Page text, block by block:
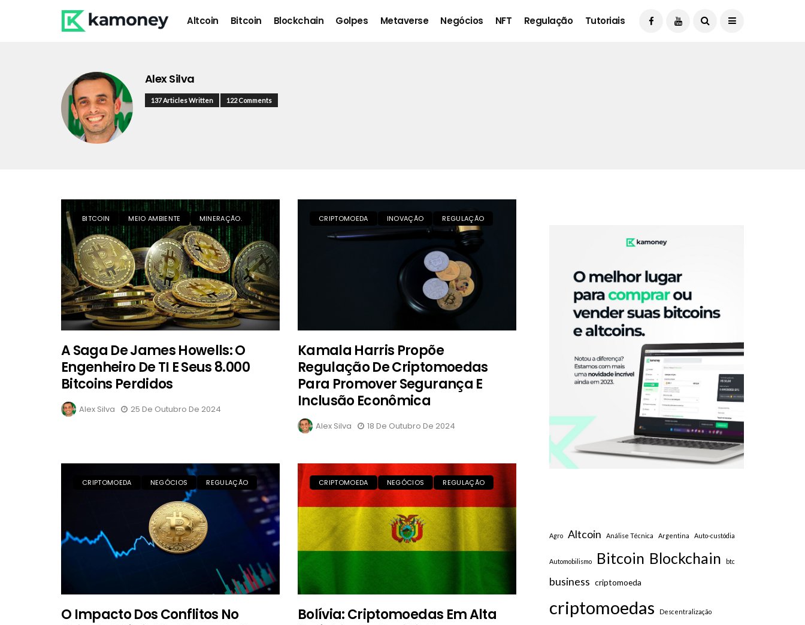
Altcoin Bitcoin Blockchain Golpes Metaverse Negócios NFT Regulação Tutoriais
Alex Silva
137 Articles Written 122 Comments
BITCOIN MEIO AMBIENTE MINERAÇÃO.
A Saga De James Howells: O
Engenheiro De TI E Seus 8.000
Bitcoins Perdidos
Alex Silva 25 De Outubro De 2024
CRIPTOMOEDA INOVAÇÃO REGULAÇÃO
Kamala Harris Propõe
Regulação De Criptomoedas
Para Promover Segurança E
Inclusão Econômica
Alex Silva 18 De Outubro De 2024
CRIPTOMOEDA NEGÓCIOS REGULAÇÃO
O Impacto Dos Conflitos No
CRIPTOMOEDA NEGÓCIOS REGULAÇÃO
Bolívia: Criptomoedas Em Alta
Agro Altcoin Análise Técnica Argentina Auto-custódia
Automobilismo Bitcoin Blockchain btc
business criptomoeda
criptomoedas Descentralização